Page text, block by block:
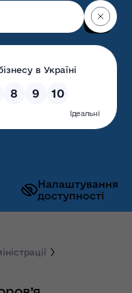
Налаштування
доступності